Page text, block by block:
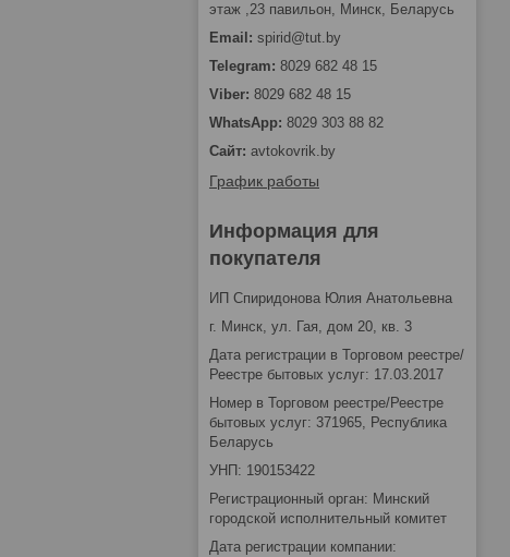
этаж ,23 павильон, Минск, Беларусь
spirid@tut.by
8029 682 48 15
8029 682 48 15
8029 303 88 82
avtokovrik.by
График работы
Информация для
покупателя
ИП Спиридонова Юлия Анатольевна
г. Минск, ул. Гая, дом 20, кв. 3
Дата регистрации в Торговом реестре/
Реестре бытовых услуг: 17.03.2017
Номер в Торговом реестре/Реестре
бытовых услуг: 371965, Республика
Беларусь
УНП: 190153422
Регистрационный орган: Минский
городской исполнительный комитет
Дата регистрации компании: